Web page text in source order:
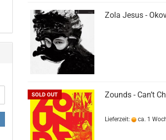
Zola Jesus -
SOLD OUT Zounds - Can’t
Lieferzeit: ca. 1